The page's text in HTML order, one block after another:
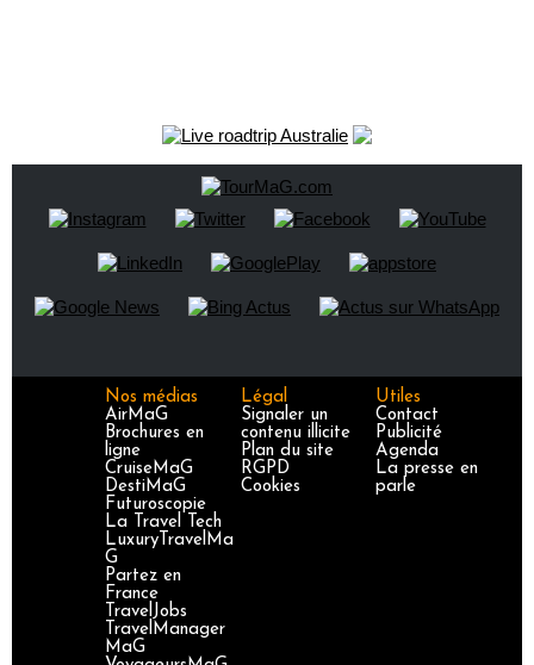
Nos médias
AirMaG
Brochures en
ligne
CruiseMaG
DestiMaG
Futuroscopie
La Travel Tech
LuxuryTravelMa
G
Partez en
France
TravelJobs
TravelManager
MaG
Légal
Signaler un
contenu illicite
Plan du site
RGPD
Cookies
Utiles
Contact
Publicité
Agenda
La presse en
parle